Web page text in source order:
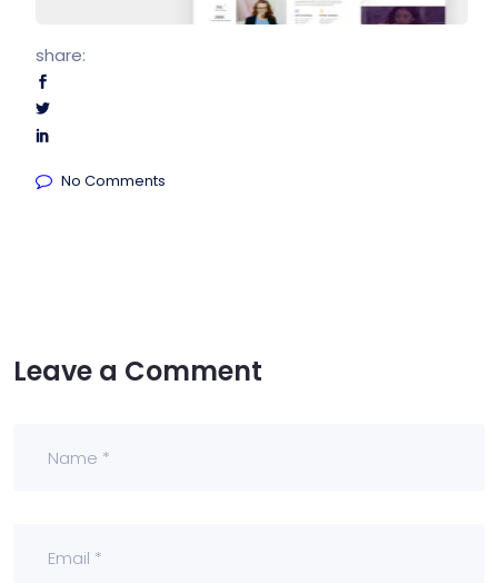
share:
No Comments
Leave a Comment